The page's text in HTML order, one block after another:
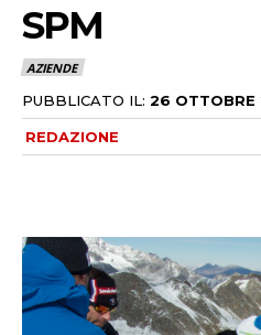
SPM
AZIENDE
PUBBLICATO IL: 26 OTTOBRE
REDAZIONE